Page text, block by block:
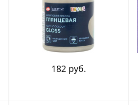
182 руб.